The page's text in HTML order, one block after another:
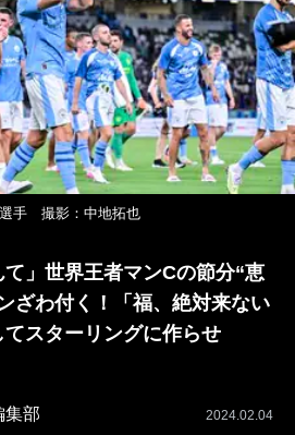
手 撮影：中地拓也
て」世界王者マンCの節分“恵
ざわ付く！「福、絶対来ない
スターリングに作らせ
集部 2024.02.04